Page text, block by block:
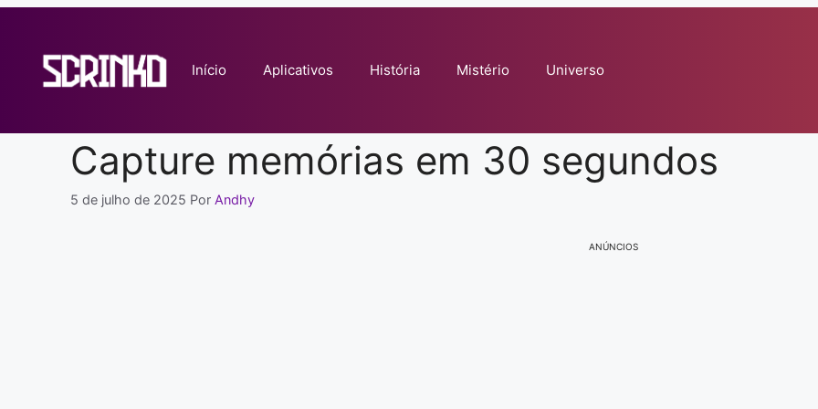
conteúdo
Início Aplicativos História Mistério Universo
Capture memórias em 30 segundos
5 de julho de 2025 Por Andhy
ANÚNCIOS